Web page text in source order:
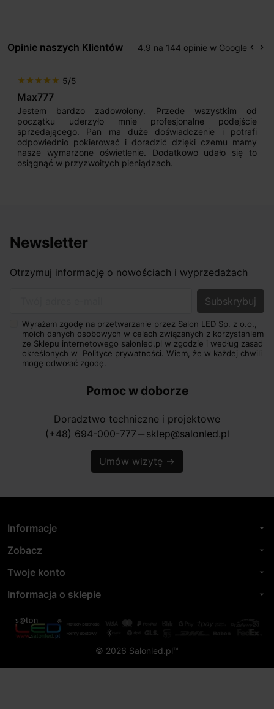
Opinie naszych Klientów 4.9 na 144 opinie w Google keyboard_arrow_left keyboard_arrow_right
star star star star star 5/5
Max777
Jestem bardzo zadowolony. Przede wszystkim od
początku uderzyło mnie profesjonalne podejście
sprzedającego. Pan ma duże doświadczenie i potrafi
odpowiednio pokierować i doradzić dzięki czemu mamy
nasze wymarzone oświetlenie. Dodatkowo udało się to
osiągnąć w przyzwoitych pieniądzach.
Newsletter
Otrzymuj informację o nowościach i wyprzedażach
Wyrażam zgodę na przetwarzanie przez Salon LED Sp. z o.o.,
moich danych osobowych w celach związanych z korzystaniem
ze Sklepu internetowego salonled.pl w zgodzie i według zasad
określonych w Polityce prywatności. Wiem, że w każdej chwili
mogę odwołać zgodę.
Pomoc w doborze
Doradztwo techniczne i projektowe
(+48) 694-000-777 horizontal_rule sklep@salonled.pl
Umów wizytę →
Informacje arrow_drop_down
Zobacz arrow_drop_down
Twoje konto arrow_drop_down
Informacja o sklepie arrow_drop_down
© 2026 Salonled.pl™